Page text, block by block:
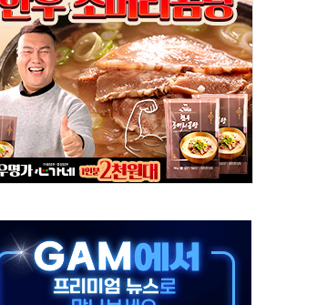
600 지수는 나흘 연속 최고치